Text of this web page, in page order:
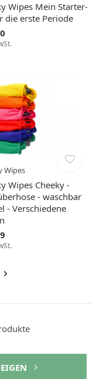
Wipes Mein Starter-
die erste Periode
Wipes
Wipes Cheeky -
- waschbar
- Verschiedene